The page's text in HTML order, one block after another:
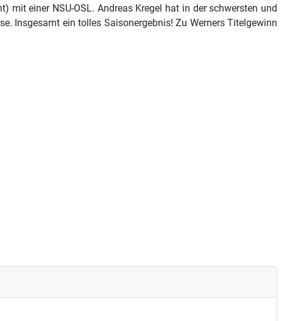
mit einer NSU-OSL. Andreas Kregel hat in der schwersten und
Insgesamt ein tolles Saisonergebnis! Zu Werners Titelgewinn